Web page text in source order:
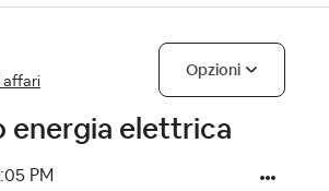
affari
Opzioni
energia elettrica
PM